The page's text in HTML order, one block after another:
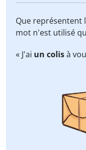
Que représentent
mot n'est utilisé
« J'ai un colisà